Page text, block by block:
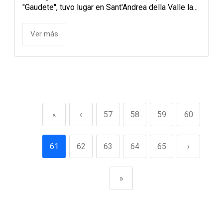
"Gaudete", tuvo lugar en Sant'Andrea della Valle la...
Ver más
« ‹ 57 58 59 60
61 62 63 64 65 ›
»